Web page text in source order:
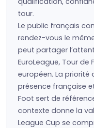
tour.
Le public français
rendez-vous le
peut partager
EuroLeague, Tour de
européen. La priorité
présence française
Foot sert de
contexte donne la
League Cup se